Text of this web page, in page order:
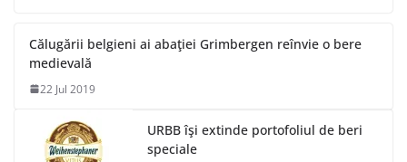
Călugării belgieni ai abaţiei Grimbergen reînvie o bere
medievală
22 Jul 2019
URBB îşi extinde portofoliul de beri
speciale